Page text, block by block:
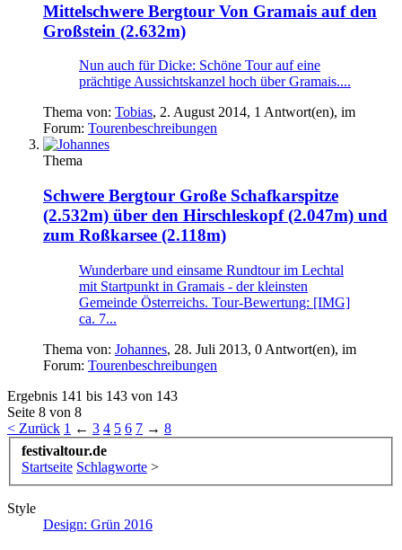
Mittelschwere Bergtour Von Gramais auf den
Großstein (2.632m)
Nun auch für Dicke: Schöne Tour auf eine
prächtige Aussichtskanzel hoch über Gramais....
Thema von: Tobias, 2. August 2014, 1 Antwort(en), im
Forum: Tourenbeschreibungen
Thema
Schwere Bergtour Große Schafkarspitze
(2.532m) über den Hirschleskopf (2.047m) und
zum Roßkarsee (2.118m)
Wunderbare und einsame Rundtour im Lechtal
mit Startpunkt in Gramais - der kleinsten
Gemeinde Österreichs. Tour-Bewertung: [IMG]
ca. 7...
Thema von: Johannes, 28. Juli 2013, 0 Antwort(en), im
Forum: Tourenbeschreibungen
Ergebnis 141 bis 143 von 143
Seite 8 von 8
< Zurück 1 ← 3 4 5 6 7 → 8
festivaltour.de
Startseite Schlagworte >
Style
Design: Grün 2016